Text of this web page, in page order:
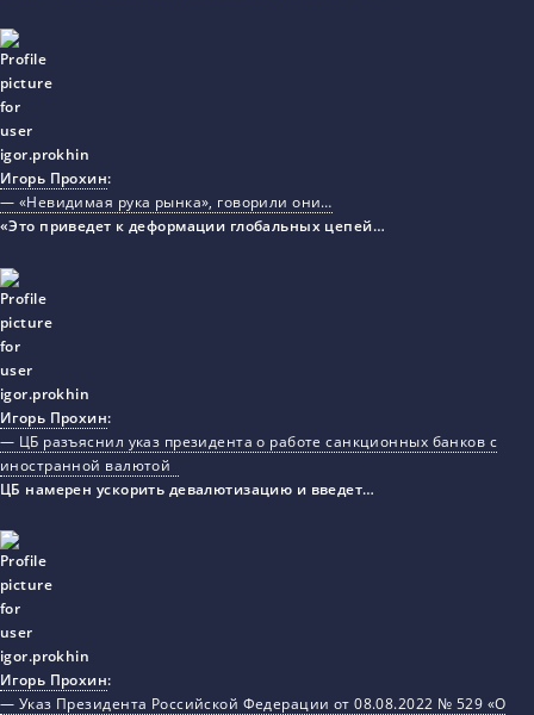
Игорь Прохин:
— «Невидимая рука рынка», говорили они…
«Это приведет к деформации глобальных цепей…
Игорь Прохин:
— ЦБ разъяснил указ президента о работе санкционных банков с
иностранной валютой
ЦБ намерен ускорить девалютизацию и введет…
Игорь Прохин:
— Указ Президента Российской Федерации от 08.08.2022 № 529 «О